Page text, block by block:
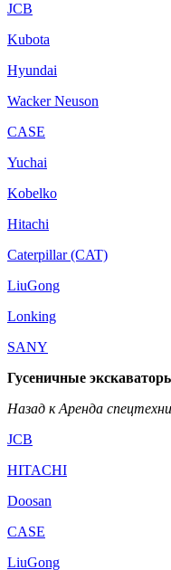
JCB
Kubota
Hyundai
Wacker Neuson
CASE
Yuchai
Kobelko
Hitachi
Caterpillar (CAT)
LiuGong
Lonking
SANY
Гусеничные
Назад к Аренда
JCB
HITACHI
Doosan
CASE
LiuGong